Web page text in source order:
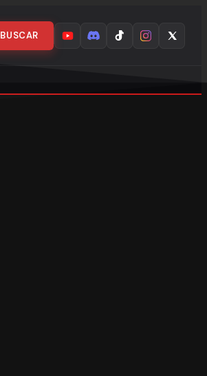
BUSCAR